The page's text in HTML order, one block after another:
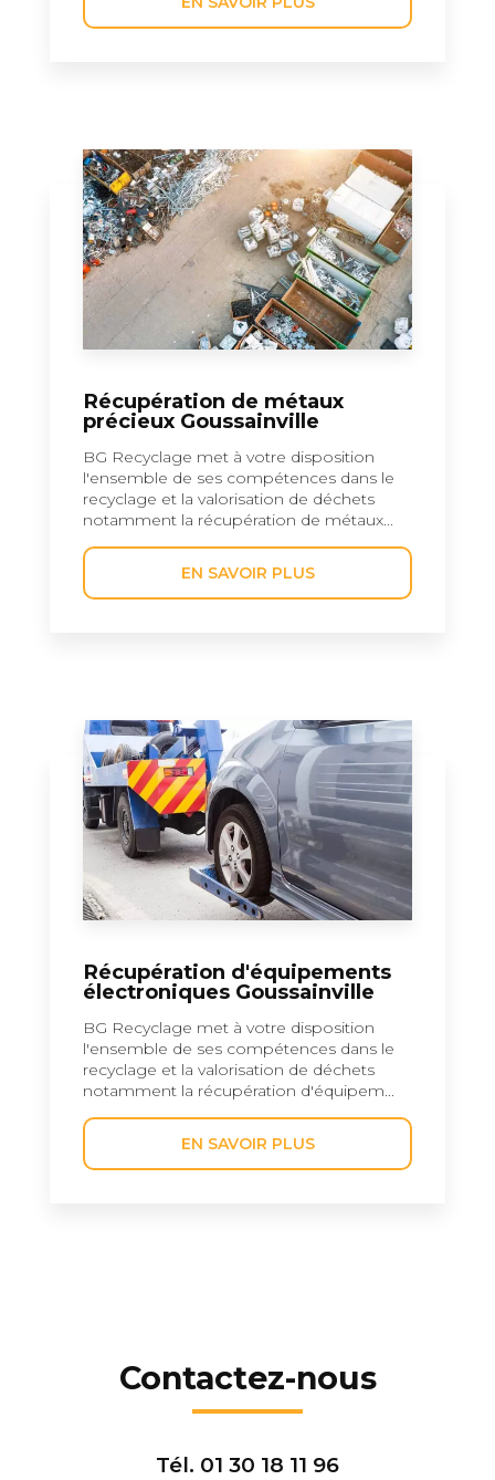
Récupération de métaux
précieux Goussainville
BG Recyclage met à votre disposition
l'ensemble de ses compétences dans le
recyclage et la valorisation de déchets
notamment la récupération de métaux...
EN SAVOIR PLUS
Récupération d'équipements
électroniques Goussainville
BG Recyclage met à votre disposition
l'ensemble de ses compétences dans le
recyclage et la valorisation de déchets
notamment la récupération d'équipem...
EN SAVOIR PLUS
Contactez-nous
Tél. 01 30 18 11 96